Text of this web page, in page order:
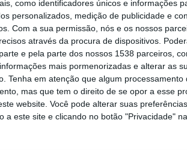
como identificadores únicos e informações
personalizados, medição de publicidade e
Com a sua permissão, nós e os nossos
através da procura de dispositivos.
e pela parte dos nossos 1538 parceiros,
mais pormenorizadas e alterar as
Tenha em atenção que algum
mas que tem o direito de se opor a esse
website. Você pode alterar suas
a este site e clicando no botão "Privacidade"
em trânsito vários autocarros